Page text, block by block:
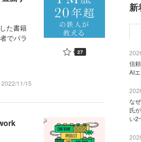
た書籍
でパラ
2022/11/15
27
新
信
AI
な
氏
い2